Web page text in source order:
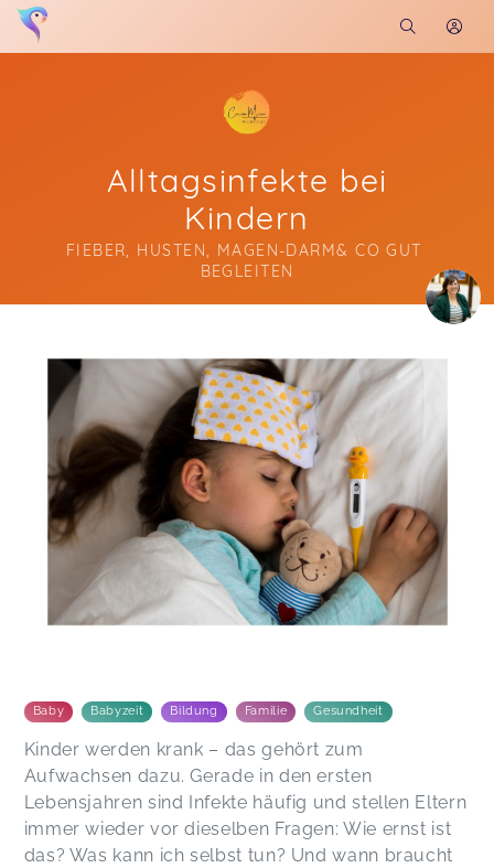
Alltagsinfekte bei
Kindern
FIEBER, HUSTEN, MAGEN-DARM& CO GUT
BEGLEITEN
Baby Babyzeit Bildung Familie Gesundheit
Kinder werden krank – das gehört zum
Aufwachsen dazu. Gerade in den ersten
Lebensjahren sind Infekte häufig und stellen Eltern
immer wieder vor dieselben Fragen: Wie ernst ist
das? Was kann ich selbst tun? Und wann braucht